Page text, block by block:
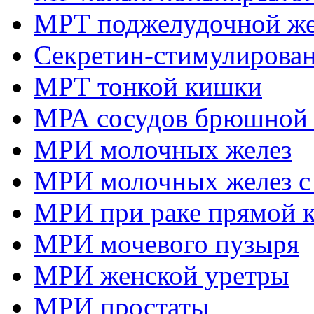
МРТ поджелудочной
Секретин-
МРТ тонкой кишки
МРА сосудов брюшной
МРИ молочных желез
МРИ молочных желез
МРИ при раке прямой
МРИ мочевого пузыря
МРИ женской уретры
МРИ простаты